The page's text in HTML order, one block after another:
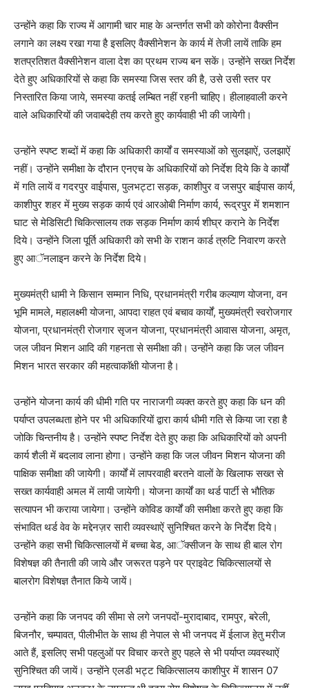
उन्होंने कहा कि राज्य में आगामी चार माह के अन्तर्गत सभी को कोरोना वैक्सीन
लगाने का लक्ष्य रखा गया है इसलिए वैक्सीनेशन के कार्य में तेजी लायें ताकि हम
शतप्रतिशत वैक्सीनेशन वाला देश का प्रथम राज्य बन सकें। उन्होंने सख्त निर्देश
देते हुए अधिकारियों से कहा कि समस्या जिस स्तर की है, उसे उसी स्तर पर
निस्तारित किया जाये, समस्या कतई लम्बित नहीं रहनी चाहिए। हीलाहवाली करने
वाले अधिकारियों की जवाबदेही तय करते हुए कार्यवाही भी की जायेगी।
उन्होंने स्पष्ट शब्दों में कहा कि अधिकारी कार्यों व समस्याओं को सुलझाऐं, उलझाऐं
नहीं। उन्होंने समीक्षा के दौरान एनएच के अधिकारियों को निर्देश दिये कि वे कार्यों
में गति लायें व गदरपुर वाईपास, पुलभट्टा सड़क, काशीपुर व जसपुर बाईपास कार्य,
काशीपुर शहर में मुख्य सड़क कार्य एवं आरओबी निर्माण कार्य, रूद्रपुर में शमशान
घाट से मेडिसिटी चिकित्सालय तक सड़क निर्माण कार्य शीघ्र कराने के निर्देश
दिये। उन्होंने जिला पूर्ति अधिकारी को सभी के राशन कार्ड त्रुटि निवारण करते
हुए आॅनलाइन करने के निर्देश दिये।
मुख्यमंत्री धामी ने किसान सम्मान निधि, प्रधानमंत्री गरीब कल्याण योजना, वन
भूमि मामले, महालक्ष्मी योजना, आपदा राहत एवं बचाव कार्यों, मुख्यमंत्री स्वरोजगार
योजना, प्रधानमंत्री रोजगार सृजन योजना, प्रधानमंत्री आवास योजना, अमृत,
जल जीवन मिशन आदि की गहनता से समीक्षा की। उन्होंने कहा कि जल जीवन
मिशन भारत सरकार की महत्वाकाॅक्षी योजना है।
उन्होंने योजना कार्य की धीमी गति पर नाराजगी व्यक्त करते हुए कहा कि धन की
पर्याप्त उपलब्धता होने पर भी अधिकारियों द्वारा कार्य धीमी गति से किया जा रहा है
जोकि चिन्तनीय है। उन्होंने स्पष्ट निर्देश देते हुए कहा कि अधिकारियों को अपनी
कार्य शैली में बदलाव लाना होगा। उन्होंने कहा कि जल जीवन मिशन योजना की
पाक्षिक समीक्षा की जायेगी। कार्यों में लापरवाही बरतने वालों के खिलाफ सख्त से
सख्त कार्यवाही अमल में लायी जायेगी। योजना कार्यों का थर्ड पार्टी से भौतिक
सत्यापन भी कराया जायेगा। उन्होंने कोविड कार्यों की समीक्षा करते हुए कहा कि
संभावित थर्ड वेव के मद्देनज़र सारी व्यवस्थाऐं सुनिश्चित करने के निर्देश दिये।
उन्होंने कहा सभी चिकित्सालयों में बच्चा बेड, आॅक्सीजन के साथ ही बाल रोग
विशेषज्ञ की तैनाती की जाये और जरूरत पड़ने पर प्राइवेट चिकित्सालयों से
बालरोग विशेषज्ञ तैनात किये जायें।
उन्होंने कहा कि जनपद की सीमा से लगे जनपदों-मुरादाबाद, रामपुर, बरेली,
बिजनौर, चम्पावत, पीलीभीत के साथ ही नेपाल से भी जनपद में ईलाज हेतु मरीज
आते हैं, इसलिए सभी पहलुओं पर विचार करते हुए पहले से भी पर्याप्त व्यवस्थाऐं
सुनिश्चित की जायें। उन्होंने एलडी भट्ट चिकित्सालय काशीपुर में शासन 07